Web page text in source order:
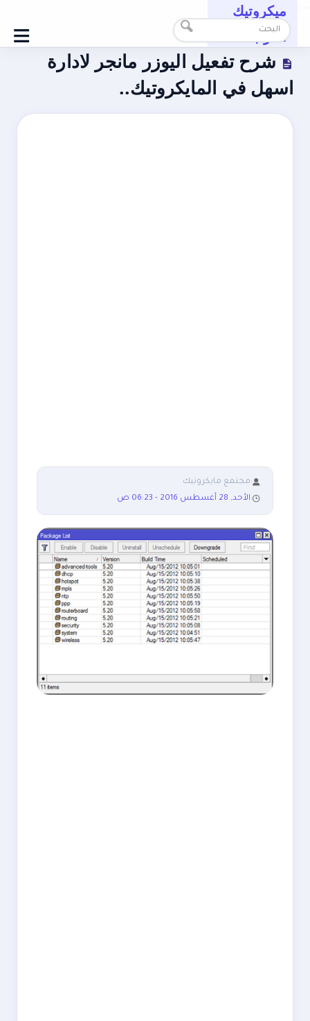
ميكروتيك
العرب
≡
شرح تفعيل اليوزر مانجر لادارة
اسهل في المايكروتيك..
:مجتمع مايكروتيك
:الأحد, 28 أغسطس 2016 - 06:23 ص